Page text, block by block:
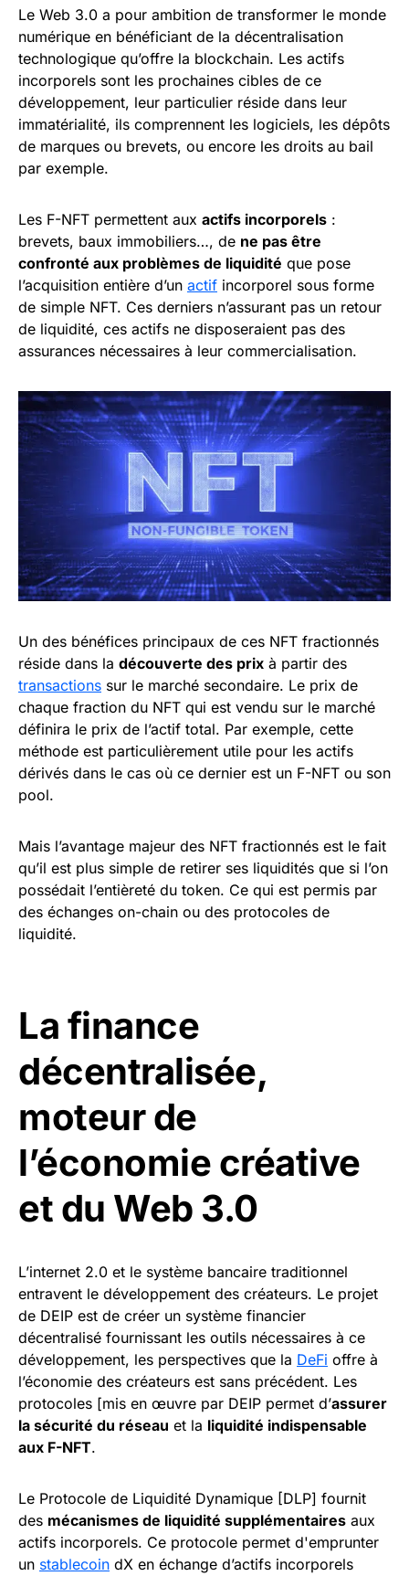
Le Web 3.0 a pour ambition de transformer le monde
numérique en bénéficiant de la décentralisation
technologique qu’offre la blockchain. Les actifs
incorporels sont les prochaines cibles de ce
développement, leur particulier réside dans leur
immatérialité, ils comprennent les logiciels, les dépôts
de marques ou brevets, ou encore les droits au bail
par exemple.
Les F-NFT permettent aux actifs incorporels :
brevets, baux immobiliers…, de ne pas être
confronté aux problèmes de liquidité que pose
l’acquisition entière d’un actif incorporel sous forme
de simple NFT. Ces derniers n’assurant pas un retour
de liquidité, ces actifs ne disposeraient pas des
assurances nécessaires à leur commercialisation.
Un des bénéfices principaux de ces NFT fractionnés
réside dans la découverte des prix à partir des
transactions sur le marché secondaire. Le prix de
chaque fraction du NFT qui est vendu sur le marché
définira le prix de l’actif total. Par exemple, cette
méthode est particulièrement utile pour les actifs
dérivés dans le cas où ce dernier est un F-NFT ou son
pool.
Mais l’avantage majeur des NFT fractionnés est le fait
qu’il est plus simple de retirer ses liquidités que si l’on
possédait l’entièreté du token. Ce qui est permis par
des échanges on-chain ou des protocoles de
liquidité.
La finance
décentralisée,
moteur de
l’économie créative
et du Web 3.0
L’internet 2.0 et le système bancaire traditionnel
entravent le développement des créateurs. Le projet
de DEIP est de créer un système financier
décentralisé fournissant les outils nécessaires à ce
développement, les perspectives que la DeFi offre à
l’économie des créateurs est sans précédent. Les
protocoles [mis en œuvre par DEIP permet d’assurer
la sécurité du réseau et la liquidité indispensable
aux F-NFT.
Le Protocole de Liquidité Dynamique [DLP] fournit
des mécanismes de liquidité supplémentaires aux
actifs incorporels. Ce protocole permet d'emprunter
un stablecoin dX en échange d’actifs incorporels